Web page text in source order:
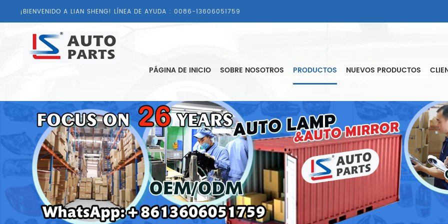
¡BIENVENIDO A LIAN SHENG! LÍNEA DE AYUDA : 0086-13606051759
PÁGINA DE INICIO SOBRE NOSOTROS PRODUCTOS NUEVOS PRODUCTOS